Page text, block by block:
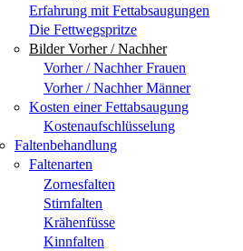
Erfahrung mit Fettabsaugungen
Die Fettwegspritze
Bilder Vorher / Nachher
Vorher / Nachher Frauen
Vorher / Nachher Männer
Kosten einer Fettabsaugung
Kostenaufschlüsselung
Faltenbehandlung
Faltenarten
Zornesfalten
Stirnfalten
Krähenfüsse
Kinnfalten